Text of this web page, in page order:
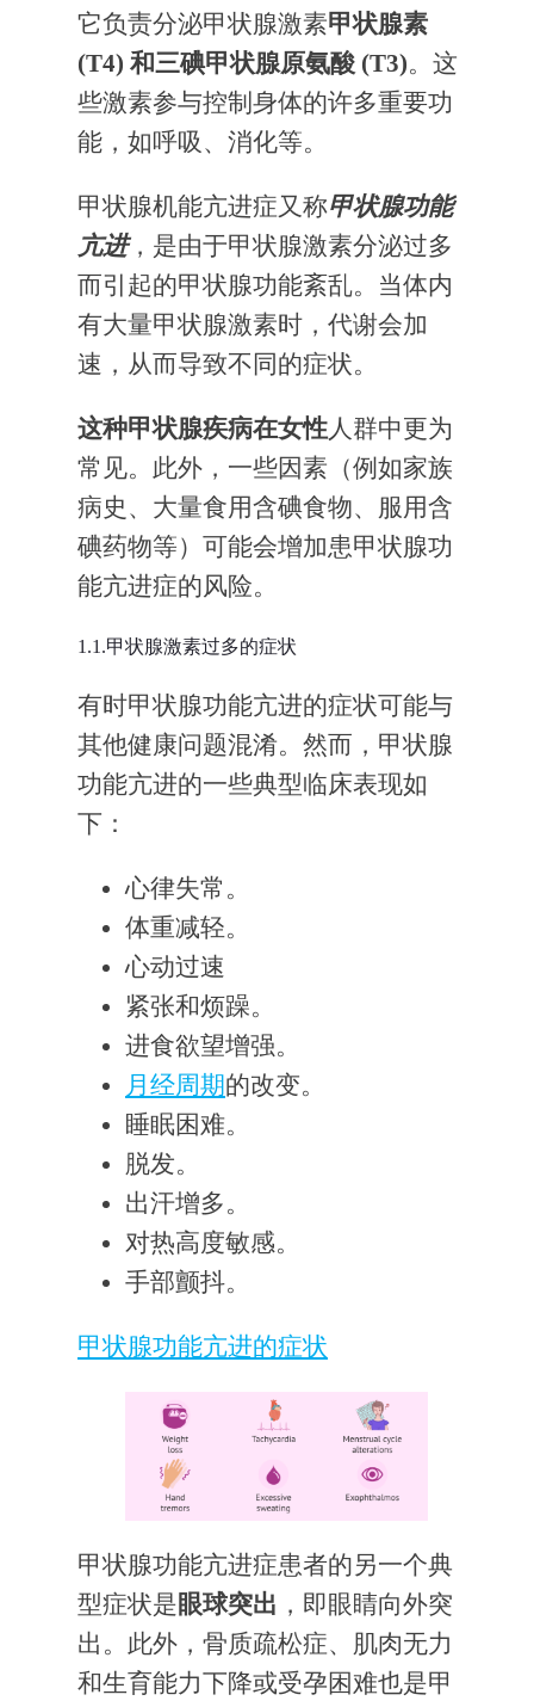
它负责分泌甲状腺激素甲状腺素
(T4) 和三碘甲状腺原氨酸 (T3)。这
些激素参与控制身体的许多重要功
能，如呼吸、消化等。
甲状腺机能亢进症又称甲状腺功能
亢进，是由于甲状腺激素分泌过多
而引起的甲状腺功能紊乱。当体内
有大量甲状腺激素时，代谢会加
速，从而导致不同的症状。
这种甲状腺疾病在女性人群中更为
常见。此外，一些因素（例如家族
病史、大量食用含碘食物、服用含
碘药物等）可能会增加患甲状腺功
能亢进症的风险。
1.1.甲状腺激素过多的症状
有时甲状腺功能亢进的症状可能与
其他健康问题混淆。然而，甲状腺
功能亢进的一些典型临床表现如
下：
心律失常。
体重减轻。
心动过速
紧张和烦躁。
进食欲望增强。
月经周期的改变。
睡眠困难。
脱发。
出汗增多。
对热高度敏感。
手部颤抖。
甲状腺功能亢进的症状
甲状腺功能亢进症患者的另一个典
型症状是眼球突出 ，即眼睛向外突
出。此外，骨质疏松症、肌肉无力
和生育能力下降或受孕困难也是甲